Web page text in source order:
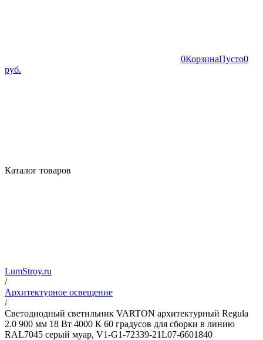
0КорзинаПусто0
руб.
Каталог товаров
LumStroy.ru
/
Архитектурное освещение
/
Светодиодный светильник VARTON архитектурный Regula
2.0 900 мм 18 Вт 4000 К 60 градусов для сборки в линию
RAL7045 серый муар, V1-G1-72339-21L07-6601840